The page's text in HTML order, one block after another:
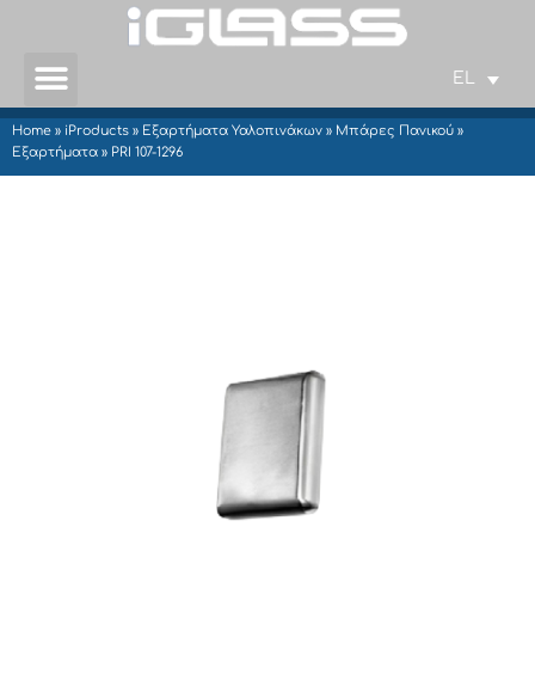
EL
Home » iProducts » Εξαρτήματα Υαλοπινάκων » Μπάρες Πανικού »
Εξαρτήματα » PRI 107-1296